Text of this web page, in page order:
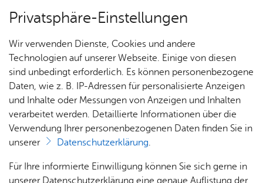
Früh­för­de­rung
Start­sei­te
För­der­ver­ein
am im Mai 2006 auf Initiative einiger engagierter
Privatsphäre-Einstellungen
Wir verwenden Dienste, Cookies und andere
Technologien auf unserer Webseite. Einige von diesen
sind unbedingt erforderlich. Es können personenbezogene
Daten, wie z. B. IP-Adressen für personalisierte Anzeigen
und Inhalte oder Messungen von Anzeigen und Inhalten
verarbeitet werden. Detaillierte Informationen über die
Verwendung Ihrer personenbezogenen Daten finden Sie in
unserer
Datenschutzerklärung.
Für Ihre informierte Einwilligung können Sie sich gerne in
unserer Datenschutzerklärung eine genaue Auflistung der